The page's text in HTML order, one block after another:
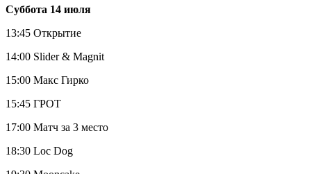
Суббота 14 июля
13:45 Открытие
14:00 Slider & Magnit
15:00 Макс Гирко
15:45 ГРОТ
17:00 Матч за 3 место
18:30 Loc Dog